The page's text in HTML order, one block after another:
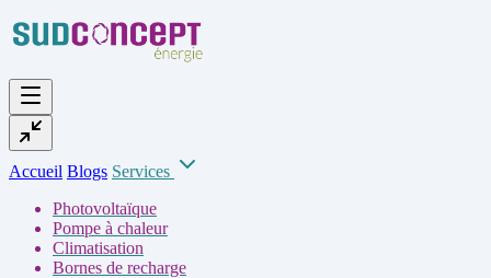
Accueil Blogs Services
Photovoltaïque
Pompe à chaleur
Climatisation
Bornes de recharge